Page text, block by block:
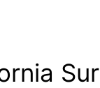
Sur